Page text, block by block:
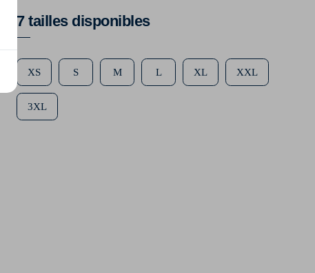
7 tailles disponibles
XS S M L XL XXL
3XL